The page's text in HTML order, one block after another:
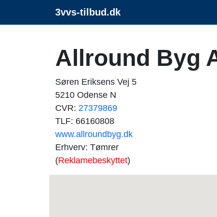
3vvs-tilbud.dk
Allround Byg
Søren Eriksens Vej 5
5210 Odense N
CVR: 27379869
TLF: 66160808
www.allroundbyg.dk
Erhverv: Tømrer
(Reklamebeskyttet)